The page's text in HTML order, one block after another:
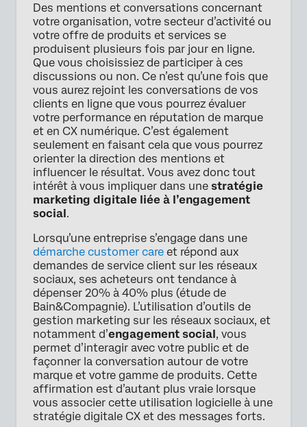
Des mentions et conversations concernant
votre organisation, votre secteur d’activité ou
votre offre de produits et services se
produisent plusieurs fois par jour en ligne.
Que vous choisissiez de participer à ces
discussions ou non. Ce n’est qu’une fois que
vous aurez rejoint les conversations de vos
clients en ligne que vous pourrez évaluer
votre performance en réputation de marque
et en CX numérique. C’est également
seulement en faisant cela que vous pourrez
orienter la direction des mentions et
influencer le résultat. Vous avez donc tout
intérêt à vous impliquer dans une stratégie
marketing digitale liée à l’engagement
social.
Lorsqu’une entreprise s’engage dans une
démarche customer care et répond aux
demandes de service client sur les réseaux
sociaux, ses acheteurs ont tendance à
dépenser 20% à 40% plus (étude de
Bain&Compagnie). L’utilisation d’outils de
gestion marketing sur les réseaux sociaux, et
notamment d’engagement social, vous
permet d’interagir avec votre public et de
façonner la conversation autour de votre
marque et votre gamme de produits. Cette
affirmation est d’autant plus vraie lorsque
vous associer cette utilisation logicielle à une
stratégie digitale CX et des messages forts.